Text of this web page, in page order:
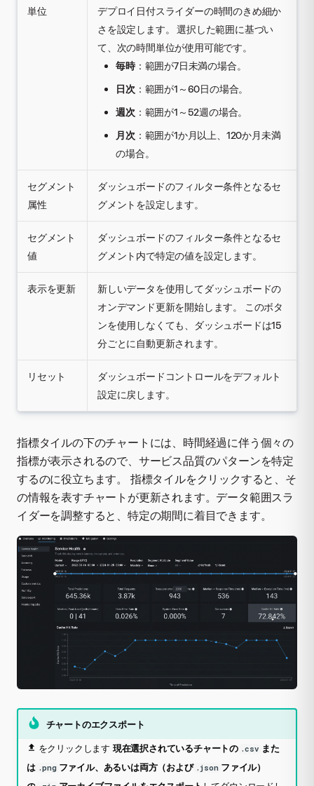
単位
デプロイ日付スライダーの時間のきめ細か
さを設定します。 選択した範囲に基づい
て、次の時間単位が使用可能です。
毎時：範囲が7日未満の場合。
日次 ：範囲が1～60日の場合。
週次 ：範囲が1～52週の場合。
月次 ：範囲が1か月以上、120か月未満
の場合。
セグメント
属性
ダッシュボードのフィルター条件となるセ
グメントを設定します。
セグメント
値
ダッシュボードのフィルター条件となるセ
グメント内で特定の値を設定します。
表示を更新
新しいデータを使用してダッシュボードの
オンデマンド更新を開始します。 このボタ
ンを使用しなくても、ダッシュボードは15
分ごとに自動更新されます。
リセット
ダッシュボードコントロールをデフォルト
設定に戻します。
指標タイルの下のチャートには、時間経過に伴う個々の
指標が表示されるので、サービス品質のパターンを特定
するのに役立ちます。 指標タイルをクリックすると、そ
の情報を表すチャートが更新されます。データ範囲スラ
イダーを調整すると、特定の期間に着目できます。
チャートのエクスポート
をクリックします 現在選択されているチャートの .csv また
は .png ファイル、あるいは両方（および .json ファイル）